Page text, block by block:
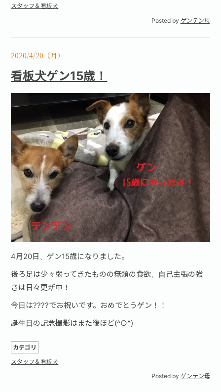
スタッフ＆看板犬
Posted by ゲンテン母
2020/4/20（月）
看板犬ゲン15歳！
4月20日、ゲン15歳になりました。
後ろ足は少々弱ってきたものの無類の食欲、自己主張の強
さは日々更新中！
今日は????でお祝いです。おめでとうゲン！！
誕生日の記念撮影はまた後ほど(^○^)
カテゴリ
スタッフ＆看板犬
Posted by ゲンテン母